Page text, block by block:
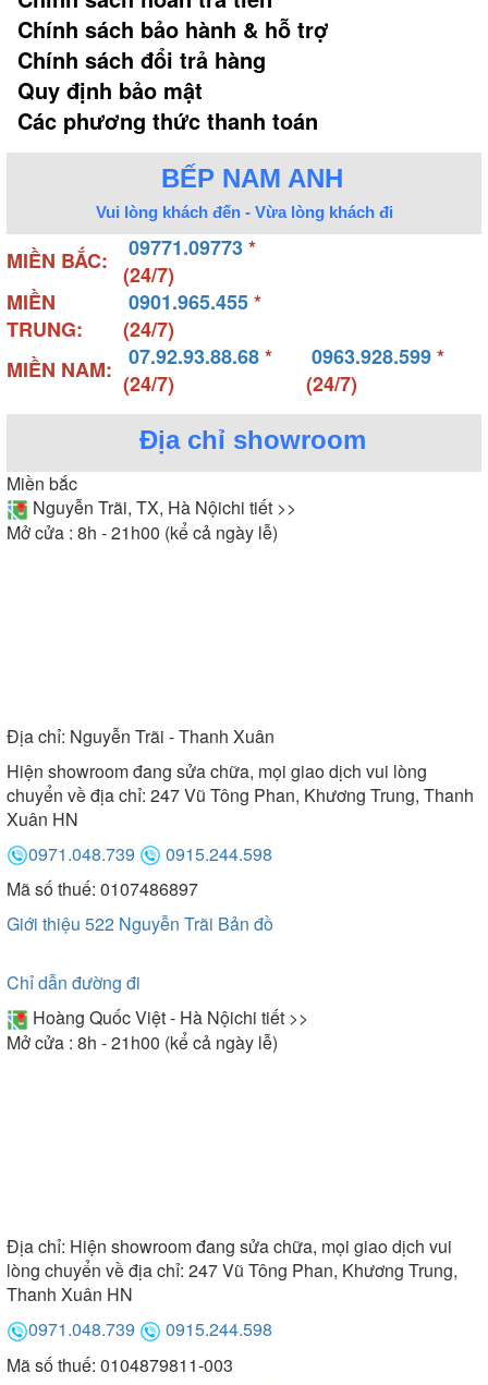
Chính sách bảo hành & hỗ trợ
Chính sách đổi trả hàng
Quy định bảo mật
Các phương thức thanh toán
BẾP NAM ANH
Vui lòng khách đến - Vừa lòng khách đi
MIỀN BẮC: 09771.09773*
(24/7)
MIỀN
TRUNG:
0901.965.455*
(24/7)
MIỀN NAM:
07.92.93.88.68*
(24/7)
0963.928.599*
(24/7)
Địa chỉ showroom
Miền bắc
Nguyễn Trãi, TX, Hà Nộichi tiết >>
Mở cửa : 8h - 21h00 (kể cả ngày lễ)
Địa chỉ: Nguyễn Trãi - Thanh Xuân
Hiện showroom đang sửa chữa, mọi giao dịch vui lòng
chuyển về địa chỉ: 247 Vũ Tông Phan, Khương Trung, Thanh
Xuân HN
0971.048.739
0915.244.598
Mã số thuế: 0107486897
Giới thiệu 522 Nguyễn Trãi Bản đồ
Chỉ dẫn đường đi
Hoàng Quốc Việt - Hà Nộichi tiết >>
Mở cửa : 8h - 21h00 (kể cả ngày lễ)
Địa chỉ: Hiện showroom đang sửa chữa, mọi giao dịch vui
lòng chuyển về địa chỉ: 247 Vũ Tông Phan, Khương Trung,
Thanh Xuân HN
0971.048.739
0915.244.598
Mã số thuế: 0104879811-003